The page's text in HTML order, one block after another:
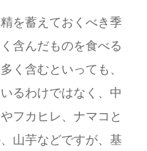
を蓄えておくべき季
含んだものを食べる
く含むといっても、
るわけではなく、中
フカヒレ、ナマコと
山芋などですが、基